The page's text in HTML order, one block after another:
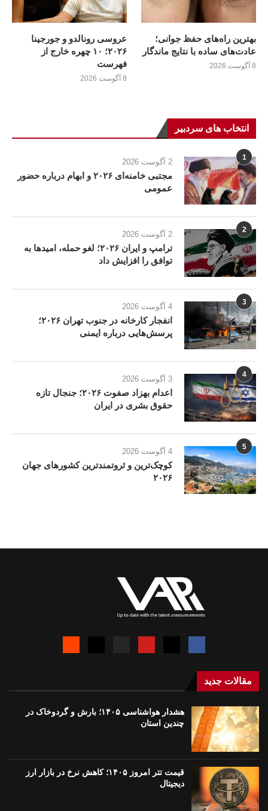
بهترین راه‌های حفظ جوانی؛
عادت‌های ساده با نتایج ماندگار
8 آگوست 2026
عروسی رونالدو و جورجینا
۲۰۲۶؛ ۱۰ چهره خارج از
فهرست
8 آگوست 2026
انتخاب های سردبیر
1 2 آگوست 2026
مجتبی خامنه‌ای ۲۰۲۶ و ابهام درباره حضور
عمومی
2 2 آگوست 2026
ترامپ و ایران ۲۰۲۶؛ لغو حمله، امیدها به
توافق را افزایش داد
3 4 آگوست 2026
انفجار کارخانه در جنوب تهران ۲۰۲۶؛
پرسش‌هایی درباره ایمنی
4 3 آگوست 2026
اعدام بهزاد صفوت ۲۰۲۶؛ جنجال تازه
حقوق بشری در ایران
5 4 آگوست 2026
کوچک‌ترین و ثروتمندترین کشورهای جهان
۲۰۲۶
مقالات جدید
هشدار هواشناسی ۱۴۰۵؛ بارش و گردوخاک در
چندین استان
قیمت تتر امروز ۱۴۰۵؛ کاهش نرخ در بازار ارز
دیجیتال